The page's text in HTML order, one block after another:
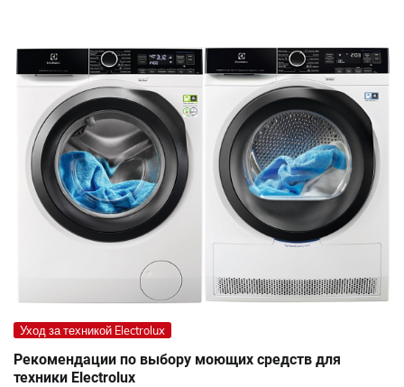
Уход за техникой Electrolux
Рекомендации по выбору моющих средств для
техники Electrolux